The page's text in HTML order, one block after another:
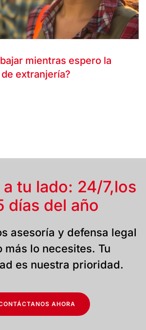
mientras espero la
extranjería?
tu lado: 24/7,los
días del año
asesoría y defensa legal
más lo necesites. Tu
es nuestra prioridad.
AHORA